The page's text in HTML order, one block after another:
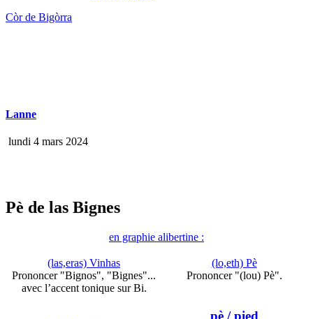
Còr de Bigòrra
Lanne
lundi 4 mars 2024
Pè de las Bignes
en graphie alibertine :
(las,eras) Vinhas
Prononcer "Bignos", "Bignes"...
avec l’accent tonique sur Bi.
(lo,eth) Pè
Prononcer "(lou) Pè".
pè/ pied